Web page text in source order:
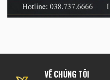
VỀ CHÚNG TÔI